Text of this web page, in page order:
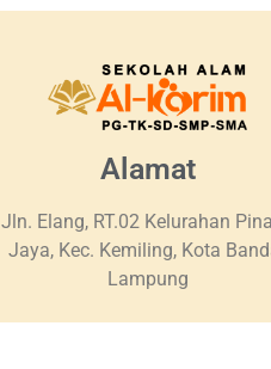
Alamat
Jln. Elang, RT.02 Kelurahan
Jaya, Kec. Kemiling, Kota
Lampung